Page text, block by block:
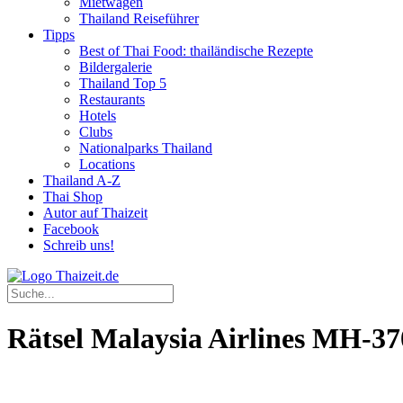
Thailand Reiseführer
Tipps
Best of Thai Food: thailändische Rezepte
Bildergalerie
Thailand Top 5
Restaurants
Hotels
Clubs
Nationalparks Thailand
Locations
Thailand A-Z
Thai Shop
Autor auf Thaizeit
Facebook
Schreib uns!
Rätsel Malaysia Airlines MH-